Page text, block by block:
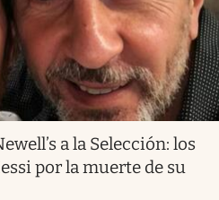
a la Selección: los
por la muerte de su